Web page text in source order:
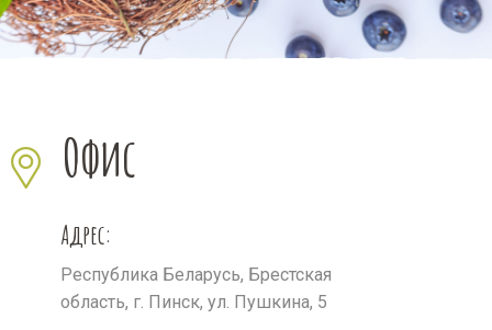
Офис
Адрес:
Республика Беларусь, Брестская
область, г. Пинск, ул. Пушкина, 5